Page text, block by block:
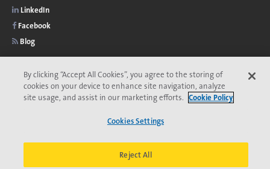
LinkedIn
Facebook
Blog
2026 © Copyright Veolia Privacidade
Acessibilidade
Comitê de Ética da Veolia
Termos e Condições
*Marca registrada da Veolia. Pode estar registrada em um ou mais países.
By clicking “Accept All Cookies”, you agree to the storing of
cookies on your device to enhance site navigation, analyze
site usage, and assist in our marketing efforts. Cookie Policy
Cookies Settings
Reject All